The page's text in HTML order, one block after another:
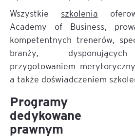
Wszystkie szkolenia
Academy of Business,
kompetentnych trenerów,
branży,
przygotowaniem
a także doświadczeniem
Programy
dedykowane
prawnym